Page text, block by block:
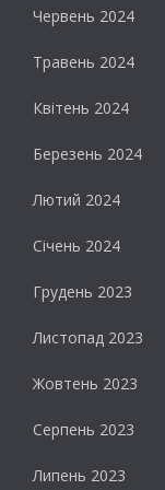
Червень 2024
Травень 2024
Квітень 2024
Березень 2024
Лютий 2024
Січень 2024
Грудень 2023
Листопад 2023
Жовтень 2023
Серпень 2023
Липень 2023